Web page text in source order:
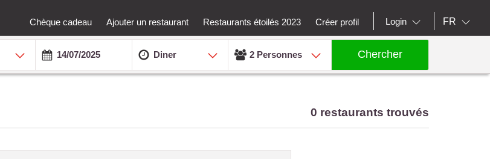
Chèque cadeau Ajouter un restaurant Restaurants étoilés 2023 Créer profil Login FR
Diner 2 Personnes Chercher
0 restaurants trouvés